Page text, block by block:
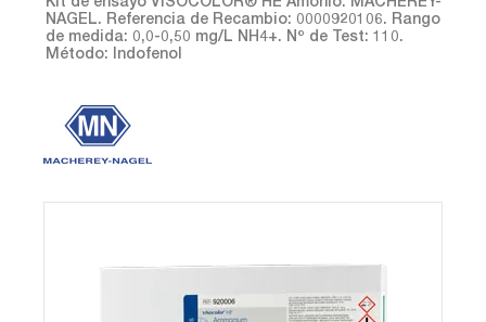
NAGEL. Referencia de Recambio: 0000920106. Rango
de medida: 0,0-0,50 mg/L NH4+. Nº de Test: 110.
Método: Indofenol